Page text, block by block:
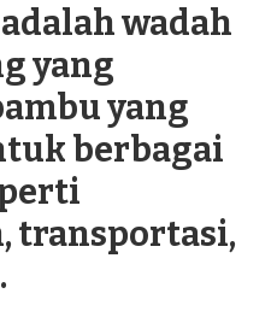
wadah
yang
yang
berbagai
transportasi,